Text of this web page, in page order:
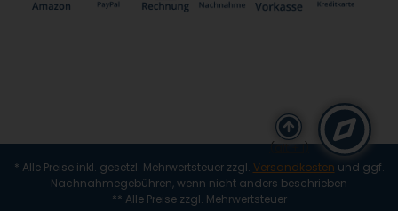
* Alle Preise inkl. gesetzl. Mehrwertsteuer zzgl. Versandkosten und ggf.
Nachnahmegebühren, wenn nicht anders beschrieben
** Alle Preise zzgl. Mehrwertsteuer
(alt + i)